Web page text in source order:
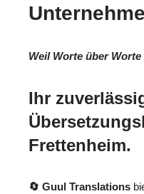
Weil Worte über
Ihr
Frettenheim.
🔄 Guul Translations